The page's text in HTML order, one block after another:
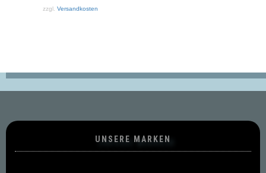
zzgl.Versandkosten
UNSERE MARKEN